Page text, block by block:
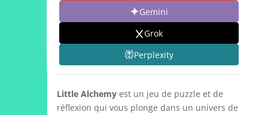
Gemini
Grok
Perplexity
Little Alchemyest un jeu de puzzle et de
réflexion qui vous plonge dans un univers de